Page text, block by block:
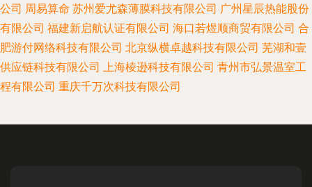
公司 周易算命 苏州爱尤森薄膜科技有限公司 广州星辰热能股份
有限公司 福建新启航认证有限公司 海口若煜顺商贸有限公司 合
肥游付网络科技有限公司 北京纵横卓越科技有限公司 芜湖和壹
供应链科技有限公司 上海棱逊科技有限公司 青州市弘景温室工
程有限公司 重庆千万次科技有限公司